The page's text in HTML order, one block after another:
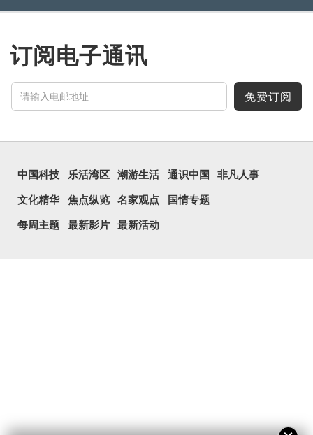
订阅电子通讯
免费订阅
中国科技 乐活湾区 潮游生活 通识中国 非凡人事
文化精华 焦点纵览 名家观点 国情专题
每周主题 最新影片 最新活动